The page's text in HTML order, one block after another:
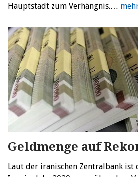
Hauptstadt zum Verhängnis.…
Geldmenge auf
Laut der iranischen Zentralbank ist